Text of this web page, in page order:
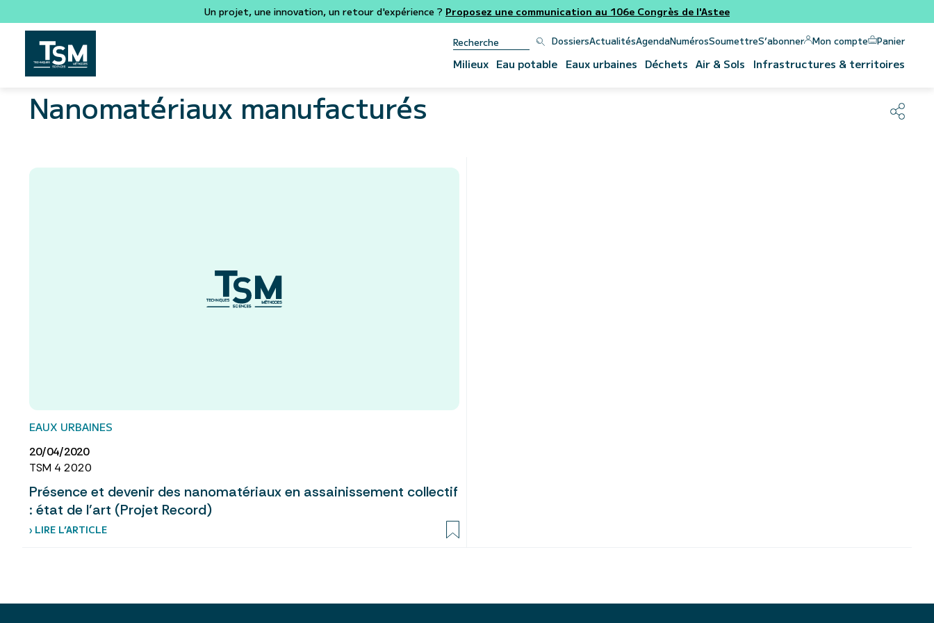
Un projet, une innovation, un retour d'expérience ? Proposez une communication au 106e Congrès de l'Astee
DossiersActualitésAgendaNumérosSoumettreS’abonner Mon compte Panier
Milieux Eau potable Eaux urbaines Déchets Air & Sols Infrastructures & territoires
Nanomatériaux manufacturés
EAUX URBAINES
20/04/2020
TSM 4 2020
Présence et devenir des nanomatériaux en assainissement collectif
: état de l’art (Projet Record)
› LIRE L’ARTICLE